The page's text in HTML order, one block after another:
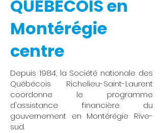
QUÉBÉCOIS en
Montérégie
centre
Depuis 1984, la Société nationale des
Québécois Richelieu-Saint-Laurent
coordonne le programme
d'assistance financière du
gouvernement en Montérégie Rive-
sud.